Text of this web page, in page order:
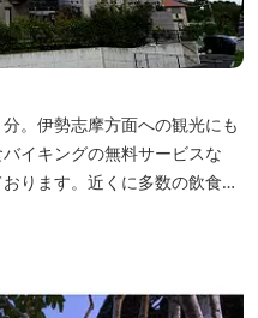
。伊勢志摩方面への観光にも
イキングの無料サービスな
ります。近くに多数の飲食店